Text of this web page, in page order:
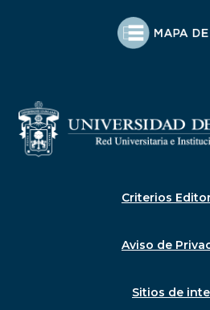
Criterios
Aviso de
Sitios de